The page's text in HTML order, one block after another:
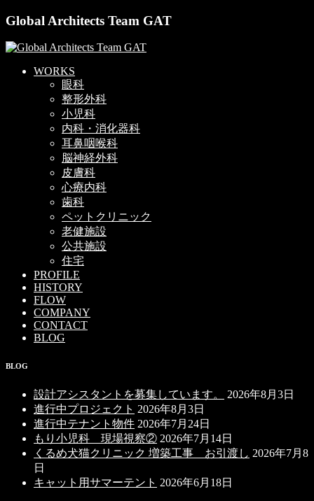
Global Architects Team GAT
WORKS
眼科
整形外科
小児科
内科・消化器科
耳鼻咽喉科
脳神経外科
皮膚科
心療内科
歯科
ペットクリニック
老健施設
公共施設
住宅
PROFILE
HISTORY
FLOW
COMPANY
CONTACT
BLOG
BLOG
設計アシスタントを募集しています。
2026年8月3日
進行中プロジェクト 2026年8月3日
進行中テナント物件 2026年7月24日
もり小児科 現場視察② 2026年7月14日
くるめ犬猫クリニック 増築工事 お引渡し 2026年7月8
日
キャット用サマーテント 2026年6月18日